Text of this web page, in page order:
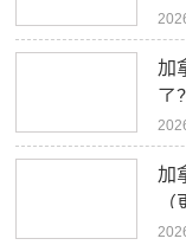
加
了？
加
（